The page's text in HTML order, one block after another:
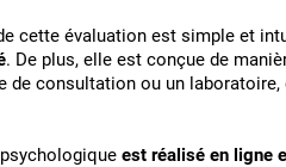
cette évaluation est simple et
. De plus, elle est conçue de
de consultation ou un
est réalisé en ligne